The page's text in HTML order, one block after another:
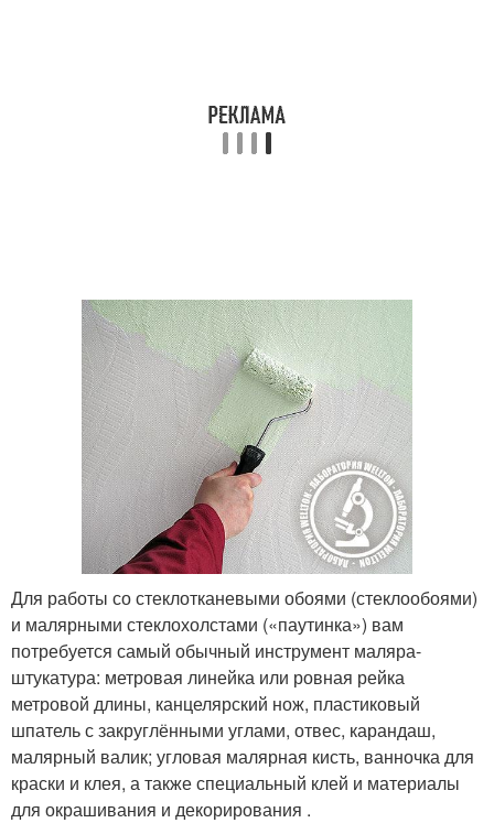
Для работы со стеклотканевыми обоями (стеклообоями)
и малярными стеклохолстами («паутинка») вам
потребуется самый обычный инструмент маляра-
штукатура: метровая линейка или ровная рейка
метровой длины, канцелярский нож, пластиковый
шпатель с закруглёнными углами, отвес, карандаш,
малярный валик; угловая малярная кисть, ванночка для
краски и клея, а также специальный клей и материалы
для окрашивания и декорирования .